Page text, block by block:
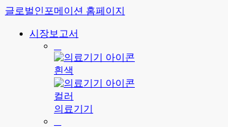
글로벌인포메이션 홈페이지
시장보고서
의료기기